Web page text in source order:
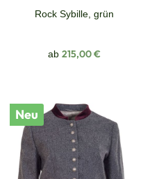
Rock Sybille, grün
Regulärer Preis:
ab 215,00 €
Neu